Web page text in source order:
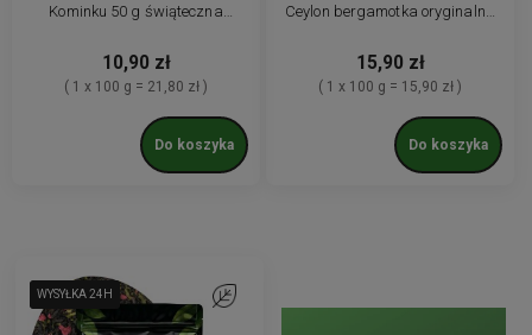
Kominku 50 g świąteczna
10,90 zł
( 1 x 100 g = 21,80 zł )
Do koszyka
Ceylon bergamotka oryginalna
15,90 zł
( 1 x 100 g = 15,90 zł )
Do koszyka
WYSYŁKA 24H
WYSYŁKA 24H
WYSYŁKA 24H Do ulubionych